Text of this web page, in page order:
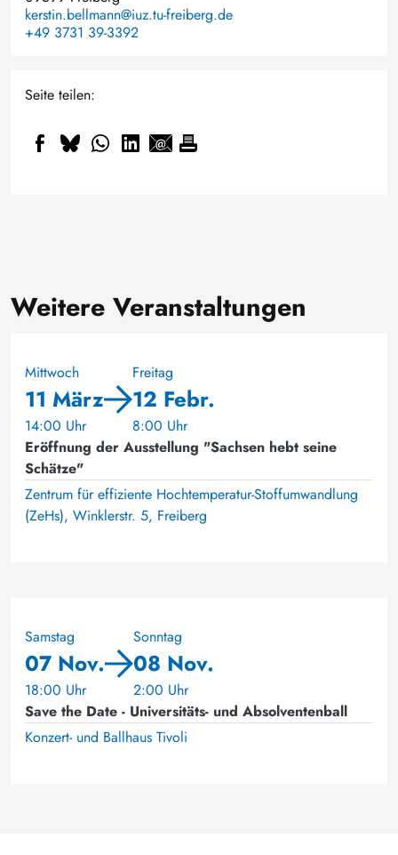
kerstin.bellmann@iuz.tu-freiberg.de
+49 3731 39-3392
Seite teilen:
Weitere Veranstaltungen
Mittwoch
11 März
14:00 Uhr
Freitag
12 Febr.
8:00 Uhr
Eröffnung der Ausstellung "Sachsen hebt seine
Schätze"
Zentrum für effiziente Hochtemperatur-Stoffumwandlung
(ZeHs), Winklerstr. 5, Freiberg
Samstag
07 Nov.
18:00 Uhr
Sonntag
08 Nov.
2:00 Uhr
Save the Date - Universitäts- und Absolventenball
Konzert- und Ballhaus Tivoli